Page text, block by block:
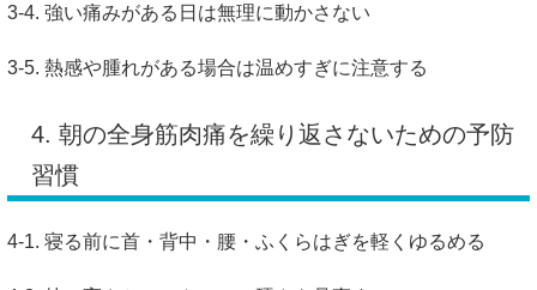
3-4. 強い痛みがある日は無理に動かさない
3-5. 熱感や腫れがある場合は温めすぎに注意する
4. 朝の全身筋肉痛を繰り返さないための予防
習慣
4-1. 寝る前に首・背中・腰・ふくらはぎを軽くゆるめる